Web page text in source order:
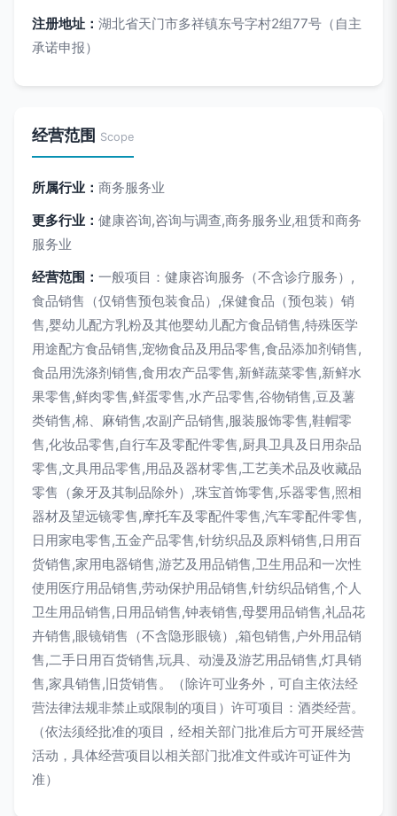
注册地址： 湖北省天门市多祥镇东号字村2组77号（自主
承诺申报）
经营范围 Scope
所属行业： 商务服务业
更多行业： 健康咨询,咨询与调查,商务服务业,租赁和商务
服务业
经营范围： 一般项目：健康咨询服务（不含诊疗服务）,
食品销售（仅销售预包装食品）,保健食品（预包装）销
售,婴幼儿配方乳粉及其他婴幼儿配方食品销售,特殊医学
用途配方食品销售,宠物食品及用品零售,食品添加剂销售,
食品用洗涤剂销售,食用农产品零售,新鲜蔬菜零售,新鲜水
果零售,鲜肉零售,鲜蛋零售,水产品零售,谷物销售,豆及薯
类销售,棉、麻销售,农副产品销售,服装服饰零售,鞋帽零
售,化妆品零售,自行车及零配件零售,厨具卫具及日用杂品
零售,文具用品零售,用品及器材零售,工艺美术品及收藏品
零售（象牙及其制品除外）,珠宝首饰零售,乐器零售,照相
器材及望远镜零售,摩托车及零配件零售,汽车零配件零售,
日用家电零售,五金产品零售,针纺织品及原料销售,日用百
货销售,家用电器销售,游艺及用品销售,卫生用品和一次性
使用医疗用品销售,劳动保护用品销售,针纺织品销售,个人
卫生用品销售,日用品销售,钟表销售,母婴用品销售,礼品花
卉销售,眼镜销售（不含隐形眼镜）,箱包销售,户外用品销
售,二手日用百货销售,玩具、动漫及游艺用品销售,灯具销
售,家具销售,旧货销售。（除许可业务外，可自主依法经
营法律法规非禁止或限制的项目）许可项目：酒类经营。
（依法须经批准的项目，经相关部门批准后方可开展经营
活动，具体经营项目以相关部门批准文件或许可证件为
准）